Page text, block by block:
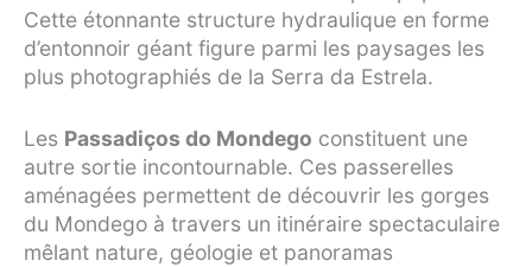
Cette étonnante structure hydraulique en forme
d’entonnoir géant figure parmi les paysages les
plus photographiés de la Serra da Estrela.
Les Passadiços do Mondego constituent une
autre sortie incontournable. Ces passerelles
aménagées permettent de découvrir les gorges
du Mondego à travers un itinéraire spectaculaire
mêlant nature, géologie et panoramas